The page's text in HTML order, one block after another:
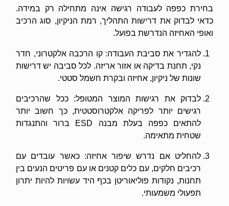
בחירת כפפה לעבודה רגישה אינה מתחילה רק במידה.
כדאי לבדוק את דרישות התהליך, רמת הניקיון, סוג הרכיב
ואופי האחיזה הנדרשת בפועל.
להגדיר את סביבת העבודה: קו הרכבה אלקטרוני, חדר
נקי, תחנת בדיקה או אזור אריזה. לכל סביבה יש דרישות
שונות של ניקיון, אחיזה ובקרת חשמל סטטי.
לבדוק את רגישות המוצר המטופל: ככל שהרכיבים
רגישים יותר לפריקה אלקטרוסטטית, כך חשוב יותר
להתאים כפפה בעלת מבנה ESD ברור והתנגדות
שטחית מתאימה.
להחליט אם נדרש שיפור אחיזה: כאשר עובדים עם
רכיבים חלקים, עם כלים קטנים או עם פריטים הנעים בין
תחנות, נקודות פוליאוריטן בכף היד עשויות להיות יתרון
תפעולי משמעותי.